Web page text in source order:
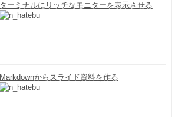
ターミナルにリッチなモニターを表示させる
Markdownからスライド資料を作る